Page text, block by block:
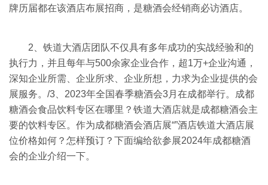
牌历届都在该酒店布展招商，是糖酒会经销商必访酒店。
2、铁道大酒店团队不仅具有多年成功的实战经验和的
执行力，并且每年与500余家企业合作，超1万+企业沟通，
深知企业所需、企业所求、企业所想，力求为企业提供的会
展服务。/3、2023年全国春季糖酒会3月在成都举行。成都
糖酒会食品饮料专区在哪里？铁道大酒店就是成都糖酒会主
要的饮料专区。作为成都糖酒会酒店展“”酒店铁道大酒店展
位价格如何？怎样预订？下面编给欲参展2024年成都糖酒
会的企业介绍一下。